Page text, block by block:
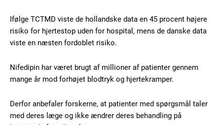
Ifølge TCTMD viste de hollandske data en 45 procent højere
risiko for hjertestop uden for hospital, mens de danske data
viste en næsten fordoblet risiko.
Nifedipin har været brugt af millioner af patienter gennem
mange år mod forhøjet blodtryk og hjertekramper.
Derfor anbefaler forskerne, at patienter med spørgsmål taler
med deres læge og ikke ændrer deres behandling på